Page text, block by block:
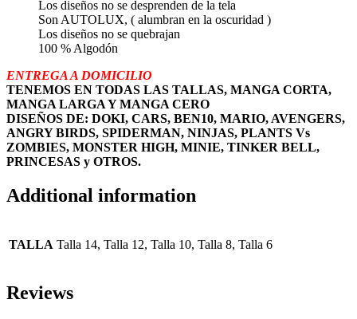
Los diseños no se desprenden de la tela
Son AUTOLUX, ( alumbran en la oscuridad )
Los diseños no se quebrajan
100 % Algodón
ENTREGA A DOMICILIO
TENEMOS EN TODAS LAS TALLAS, MANGA CORTA,
MANGA LARGA Y MANGA CERO
DISEÑOS DE: DOKI, CARS, BEN10, MARIO, AVENGERS,
ANGRY BIRDS, SPIDERMAN, NINJAS, PLANTS Vs
ZOMBIES, MONSTER HIGH, MINIE, TINKER BELL,
PRINCESAS y OTROS.
Additional information
TALLA Talla 14, Talla 12, Talla 10, Talla 8, Talla 6
Reviews